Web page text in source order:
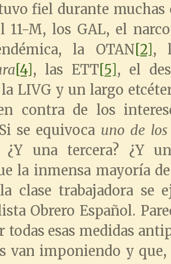
fiel durante
11-M, los GAL, el
la OTAN[2] ,
[4] , las ETT[5] , el
la LIVG y un largo
contra de los
se equivoca uno de
¿Y una tercera? ¿Y
la inmensa mayoría
clase trabajadora se
Obrero Español.
todas esas medidas
van imponiendo y